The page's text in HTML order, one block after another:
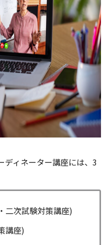
ディネーター講座には、3
二次試験対策講座)
講座)